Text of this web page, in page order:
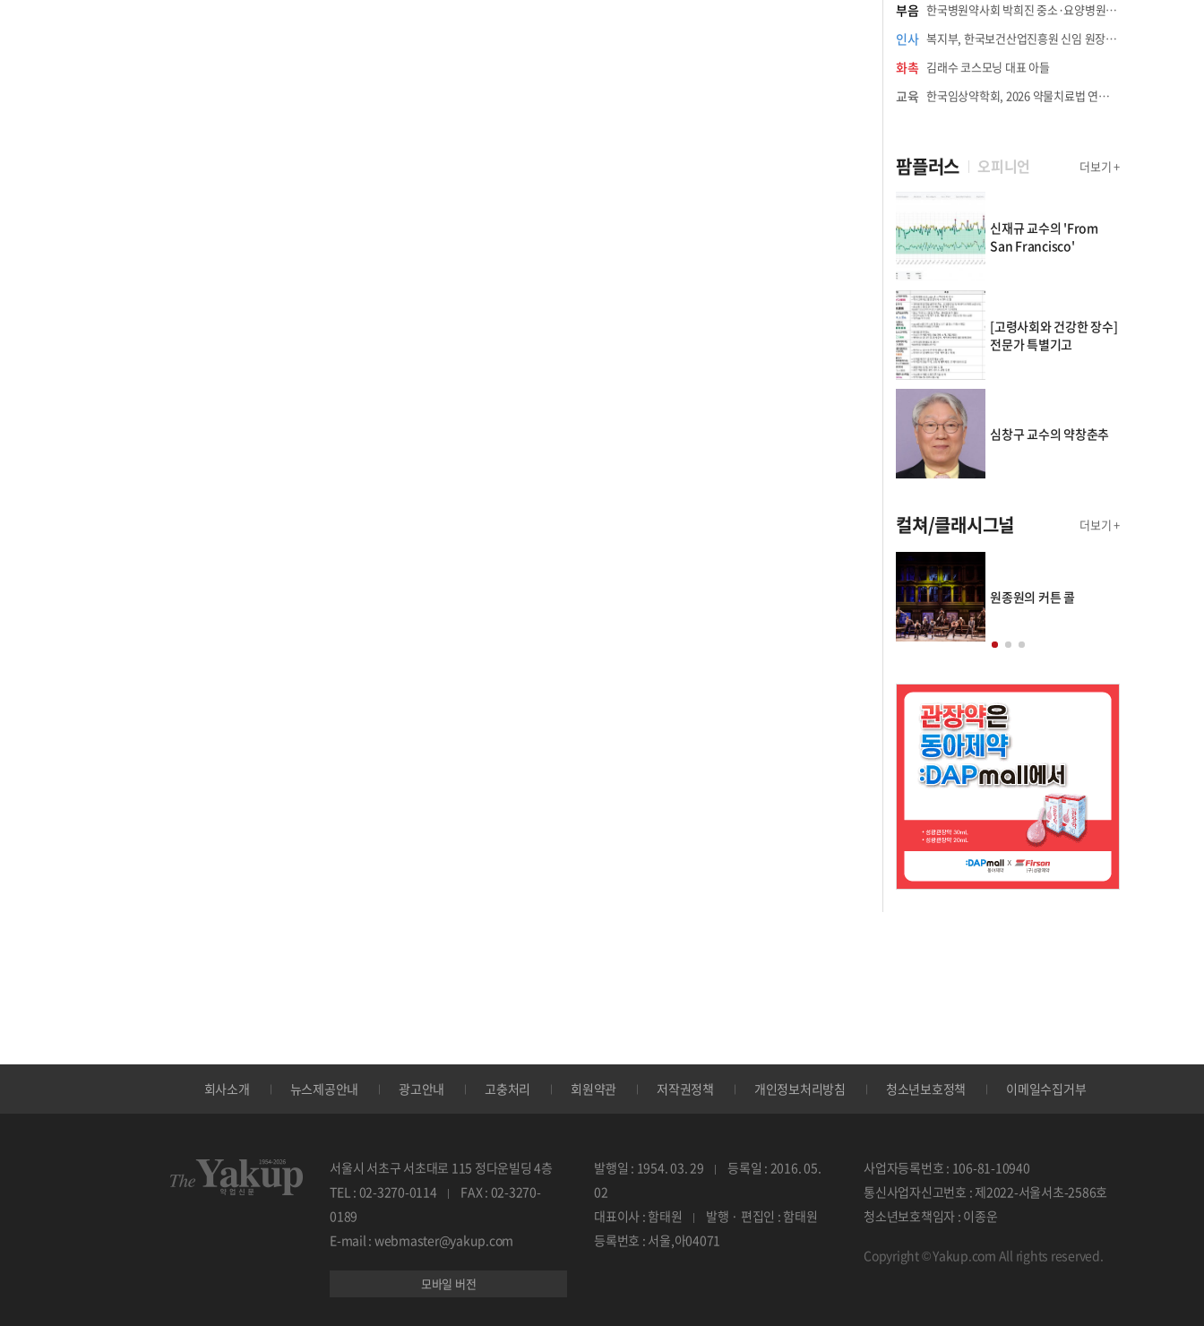
부음 한국병원약사회 박희진 중소·요양병원이사(충청북도 청주의료원 약제팀장) 부친상
인사 복지부, 한국보건산업진흥원 신임 원장에 고상백 교수 임명
화촉 김래수 코스모닝 대표 아들
교육 한국임상약학회, 2026 약물치료법 연수강좌 8월 21일 개최
팜플러스 오피니언 더보기 +
신재규 교수의 'From
San Francisco'
[고령사회와 건강한 장수]
전문가 특별기고
심창구 교수의 약창춘추
컬쳐/클래시그널 더보기 +
원종원의 커튼 콜
회사소개 뉴스제공안내 광고안내 고충처리 회원약관 저작권정책 개인정보처리방침 청소년보호정책 이메일수집거부
서울시 서초구 서초대로 115 정다운빌딩 4층
TEL : 02-3270-0114
FAX : 02-3270-
0189
E-mail : webmaster@yakup.com
모바일 버전
발행일 : 1954. 03. 29
등록일 : 2016. 05.
02
대표이사 : 함태원
발행 · 편집인 : 함태원
등록번호 : 서울,아04071
사업자등록번호 : 106-81-10940
통신사업자신고번호 : 제2022-서울서초-2586호
청소년보호책임자 : 이종운
Copyright © Yakup.com All rights reserved.